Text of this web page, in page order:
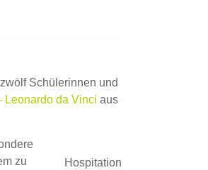
Schülerinnen und
Leonardo da Vinci aus
Hospitation
zu